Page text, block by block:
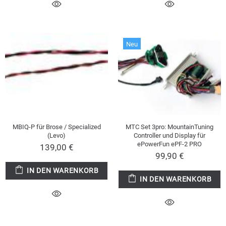
MBIQ-P für Brose / Specialized
(Levo)
139,00 €
IN DEN WARENKORB
Neu
MTC Set 3pro: MountainTuning
Controller und Display für
ePowerFun ePF-2 PRO
99,90 €
IN DEN WARENKORB